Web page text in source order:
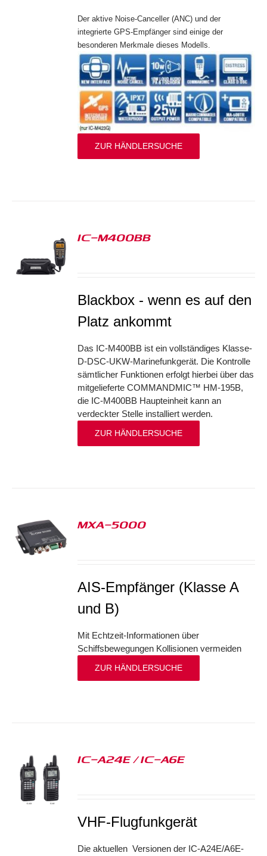
Der aktive Noise-Canceller (ANC) und der
integrierte GPS-Empfänger sind einige der
besonderen Merkmale dieses Modells.
ZUR HÄNDLERSUCHE
IC-M400BB
Blackbox - wenn es auf den
Platz ankommt
Das IC-M400BB ist ein vollständiges Klasse-
D-DSC-UKW-Marinefunkgerät. Die Kontrolle
sämtlicher Funktionen erfolgt hierbei über das
mitgelieferte COMMANDMIC™ HM-195B,
die IC-M400BB Haupteinheit kann an
verdeckter Stelle installiert werden.
ZUR HÄNDLERSUCHE
MXA-5000
AIS-Empfänger (Klasse A
und B)
Mit Echtzeit-Informationen über
Schiffsbewegungen Kollisionen vermeiden
ZUR HÄNDLERSUCHE
IC-A24E / IC-A6E
VHF-Flugfunkgerät
Die aktuellen Versionen der IC-A24E/A6E-